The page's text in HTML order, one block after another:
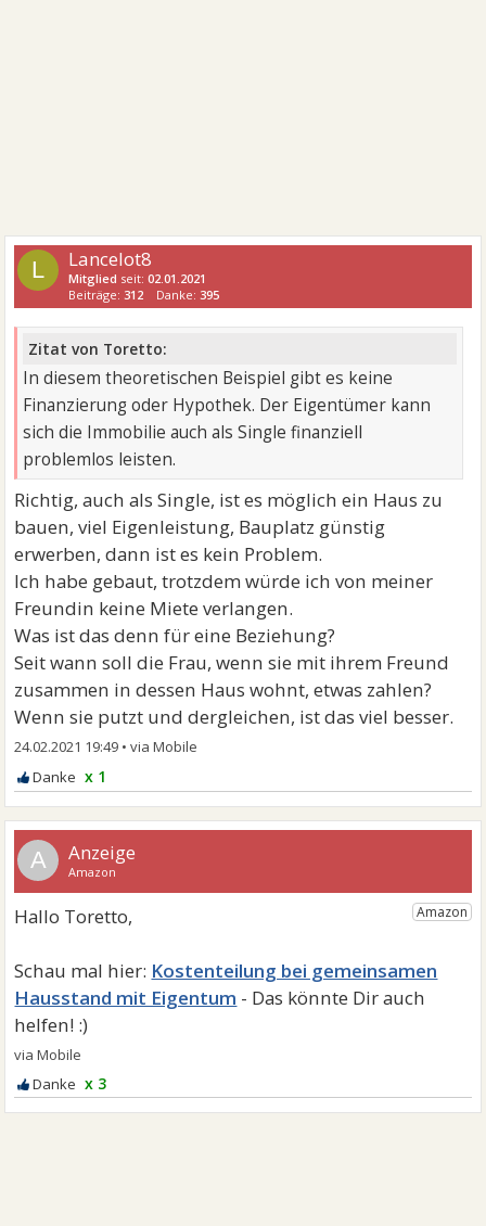
L Lancelot8
Mitglied seit:02.01.2021
Beiträge:312 Danke:395
Zitat von Toretto:
In diesem theoretischen Beispiel gibt es keine
Finanzierung oder Hypothek. Der Eigentümer kann
sich die Immobilie auch als Single finanziell
problemlos leisten.
Richtig, auch als Single, ist es möglich ein Haus zu
bauen, viel Eigenleistung, Bauplatz günstig
erwerben, dann ist es kein Problem.
Ich habe gebaut, trotzdem würde ich von meiner
Freundin keine Miete verlangen.
Was ist das denn für eine Beziehung?
Seit wann soll die Frau, wenn sie mit ihrem Freund
zusammen in dessen Haus wohnt, etwas zahlen?
Wenn sie putzt und dergleichen, ist das viel besser.
24.02.2021 19:49 •
x 1
A
Kostenteilung bei gemeinsamen
Hausstand mit Eigentum
x 3